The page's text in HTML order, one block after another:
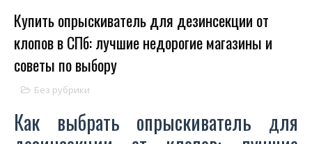
Купить опрыскиватель для дезинсекции от
клопов в СПб: лучшие недорогие магазины и
советы по выбору
Без рубрики
Как выбрать опрыскиватель для